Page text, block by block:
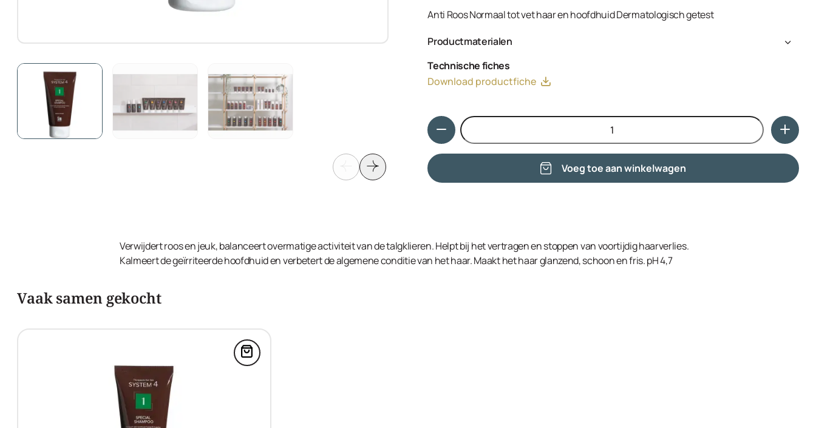
Anti Roos Normaal tot vet haar en hoofdhuid Dermatologisch getest
Productmaterialen
Sodium Chloride, Salicylic Acid, Disodium Undecylenamido MEA-Sulfosuccinate,
Sodium Oleth Sulfate, Climbazole, Piroctone Olamine, Rosmarinus Officinalis
Benzoic Acid, Sodium Benzoate, Potassium Sorbate, Citric Acid, Menthol, Sorbitol.
Technische fiches
Download productfiche
Hoeveelheid
Voeg toe aan winkelwagen
Verwijdert roos en jeuk, balanceert overmatige activiteit van de talgklieren. Helpt bij het vertragen en stoppen van voortijdig haarverlies.
Kalmeert de geïrriteerde hoofdhuid en verbetert de algemene conditie van het haar. Maakt het haar glanzend, schoon en fris. pH 4,7
Vaak samen gekocht
Voeg SYSTEM 4 1 SPECIAL SHAMPOO 75 ML in de winkelwagen